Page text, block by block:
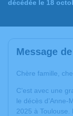
décédée le 18
Message
Chère famille,
C’est avec une
le décès d’Anne-
2025 à